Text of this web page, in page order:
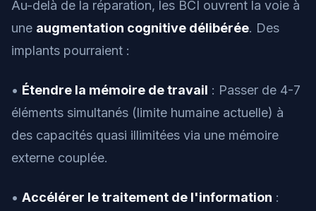
Au-delà de la réparation, les BCI ouvrent la voie à
une augmentation cognitive délibérée. Des
implants pourraient :
• Étendre la mémoire de travail : Passer de 4-7
éléments simultanés (limite humaine actuelle) à
des capacités quasi illimitées via une mémoire
externe couplée.
• Accélérer le traitement de l'information :